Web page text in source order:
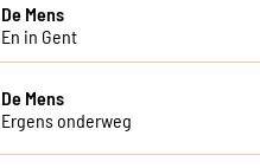
De Mens
En in Gent
De Mens
Ergens onderweg